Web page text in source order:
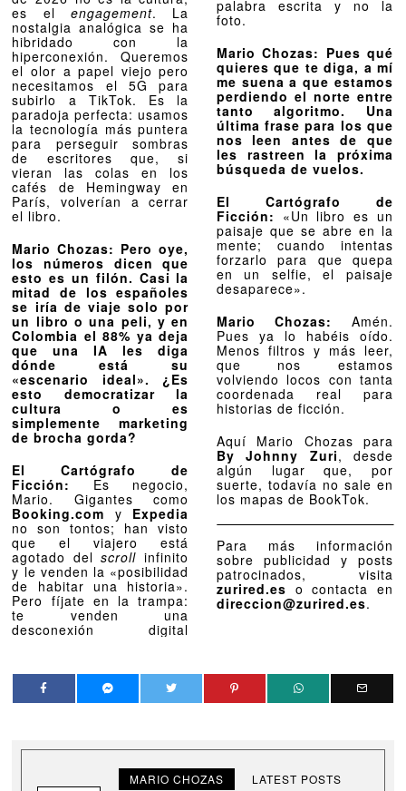
es elengagement. La
nostalgia analógica se ha
hibridado con la
hiperconexión. Queremos
el olor a papel viejo pero
necesitamos el 5G para
subirlo a TikTok. Es la
paradoja perfecta: usamos
la tecnología más puntera
para perseguir sombras
de escritores que, si
vieran las colas en los
cafés de Hemingway en
París, volverían a cerrar
el libro.
Mario Chozas: Pero oye,
los números dicen que
esto es un filón. Casi la
mitad de los españoles
se iría de viaje solo por
un libro o una peli, y en
Colombia el 88% ya deja
que una IA les diga
dónde está su
«escenario ideal». ¿Es
esto democratizar la
cultura o es
simplemente marketing
de brocha gorda?
El Cartógrafo de
Ficción:
Es negocio,
Mario. Gigantes como
Booking.com y Expedia
no son tontos; han visto
que el viajero está
agotado delscroll infinito
y le venden la «posibilidad
de habitar una historia».
Pero fíjate en la trampa:
te venden una
desconexión digital
palabra escrita y no la
foto.
Mario Chozas: Pues qué
quieres que te diga, a mí
me suena a que estamos
perdiendo el norte entre
tanto algoritmo. Una
última frase para los que
nos leen antes de que
les rastreen la próxima
búsqueda de vuelos.
El Cartógrafo de
Ficción: «Un libro es un
paisaje que se abre en la
mente; cuando intentas
forzarlo para que quepa
en un selfie, el paisaje
desaparece».
Mario Chozas: Amén.
Pues ya lo habéis oído.
Menos filtros y más leer,
que nos estamos
volviendo locos con tanta
coordenada real para
historias de ficción.
Aquí Mario Chozas para
By Johnny Zuri, desde
algún lugar que, por
suerte, todavía no sale en
los mapas de BookTok.
Para más información
sobre publicidad y posts
patrocinados, visita
zurired.es o contacta en
direccion@zurired.es.
MARIO CHOZAS LATEST POSTS